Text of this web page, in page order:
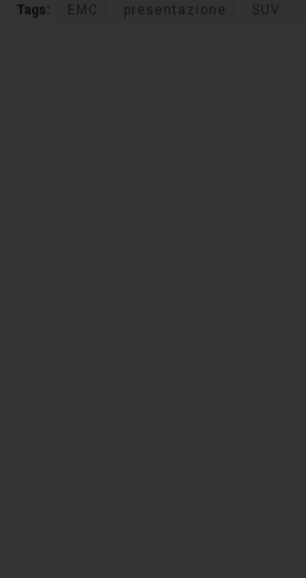
Tags: EMC presentazione SUV